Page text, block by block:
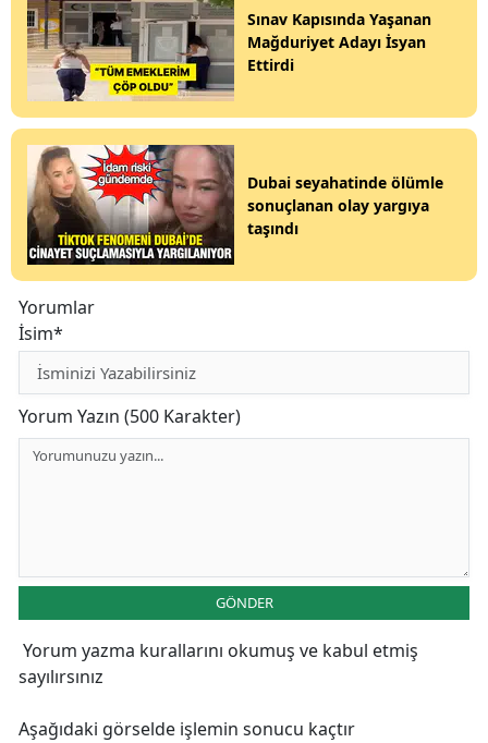
Sınav Kapısında Yaşanan
Mağduriyet Adayı İsyan
Ettirdi
Dubai seyahatinde ölümle
sonuçlanan olay yargıya
taşındı
Yorumlar
İsim*
Yorum Yazın (500 Karakter)
GÖNDER
Yorum yazma kurallarını okumuş ve kabul etmiş
sayılırsınız
Aşağıdaki görselde işlemin sonucu kaçtır